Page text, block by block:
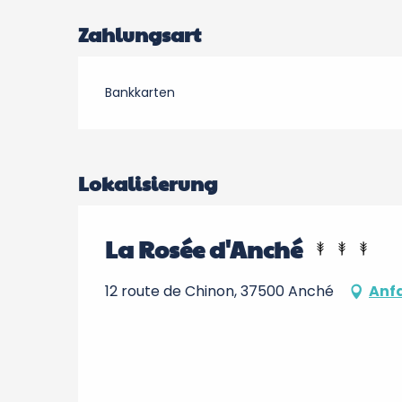
Zahlungsart
Bankkarten
Lokalisierung
La Rosée d'Anché
12 route de Chinon, 37500 Anché